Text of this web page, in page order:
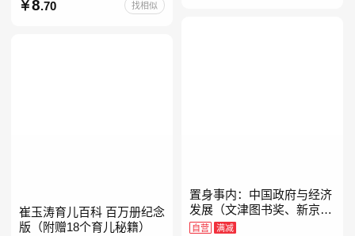
8.70 找相似
置身事内：中国政府与经济
发展（文津图书奖、新京报
年度通识写作获奖作品，罗
自营 满减
崔玉涛育儿百科 百万册纪念
版（附赠18个育儿秘籍）